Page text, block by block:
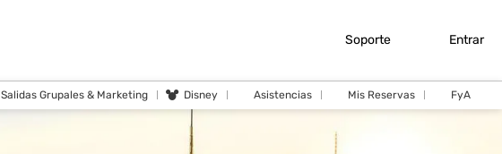
Soporte Entrar
Salidas Grupales & Marketing Disney Asistencias Mis Reservas FyA